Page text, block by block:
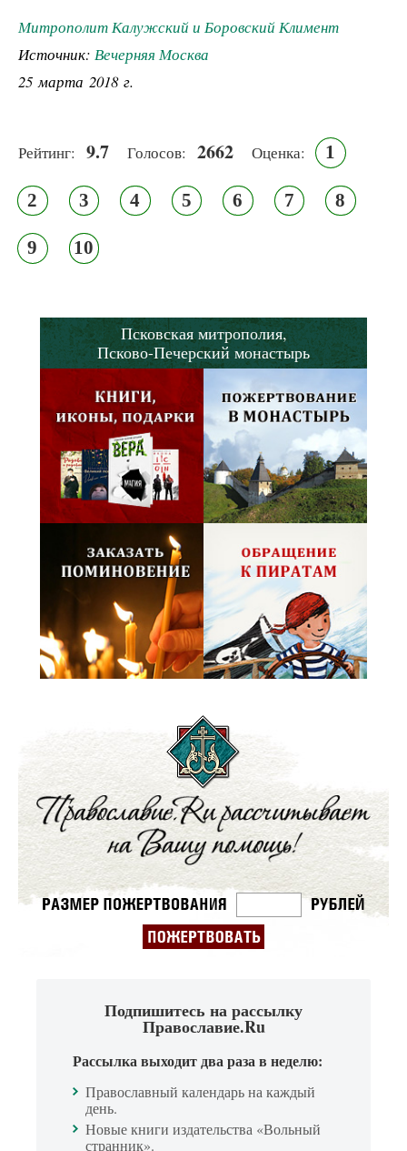
Митрополит Калужский и Боровский Климент
Источник: Вечерняя Москва
25 марта 2018 г.
Рейтинг: 9.7 Голосов: 2662 Оценка: 1
2 3 4 5 6 7 8
9 10
Псковская митрополия,
Псково-Печерский монастырь
Подпишитесь на рассылку
Православие.Ru
Рассылка выходит два раза в неделю:
Православный календарь на каждый
день.
Новые книги издательства «Вольный
странник».